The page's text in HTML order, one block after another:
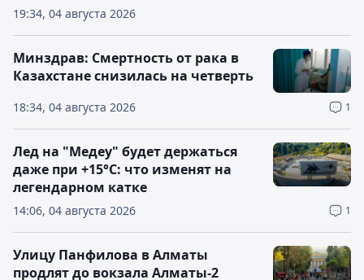
19:34, 04 августа 2026
18:34, 04 августа 2026 1
Минздрав: Смертность от рака в
Казахстане снизилась на четверть
14:06, 04 августа 2026 1
Лед на "Медеу" будет держаться
даже при +15°C: что изменят на
легендарном катке
Улицу Панфилова в Алматы
продлят до вокзала Алматы-2